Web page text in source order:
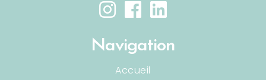
Navigation
Accueil